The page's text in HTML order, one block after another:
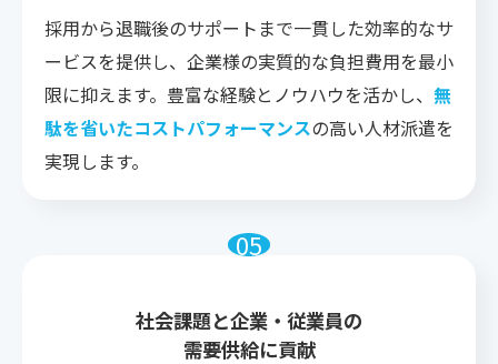
採用から退職後のサポートまで一貫した効率的なサ
ービスを提供し、企業様の実質的な負担費用を最小
限に抑えます。豊富な経験とノウハウを活かし、 無
駄を省いたコストパフォーマンスの高い人材派遣を
実現します。
社会課題と企業・従業員の
需要供給に貢献